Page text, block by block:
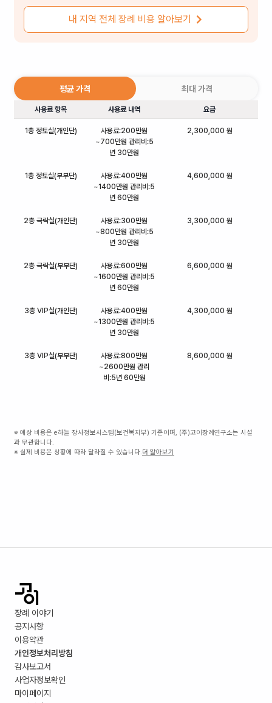
내 지역 전체 장례 비용 알아보기
평균 가격 최대 가격
사용료 항목 사용료 내역 요금
1층 정토실(개인단)
사용료:200만원
~700만원 관리비:5
년 30만원
2,300,000 원
1층 정토실(부부단)
사용료:400만원
~1400만원 관리비:5
년 60만원
4,600,000 원
2층 극락실(개인단)
사용료:300만원
~800만원 관리비:5
년 30만원
3,300,000 원
2층 극락실(부부단)
사용료:600만원
~1600만원 관리비:5
년 60만원
6,600,000 원
3층 VIP실(개인단)
사용료:400만원
~1300만원 관리비:5
년 30만원
4,300,000 원
3층 VIP실(부부단)
사용료:800만원
~2600만원 관리
비:5년 60만원
8,600,000 원
※ 예상 비용은 e하늘 장사정보시스템(보건복지부) 기준이며, (주)고이장례연구소는 시설
과 무관합니다.
※ 실제 비용은 상황에 따라 달라질 수 있습니다.더 알아보기
장례 이야기
공지사항
이용약관
개인정보처리방침
감사보고서
사업자정보확인
마이페이지